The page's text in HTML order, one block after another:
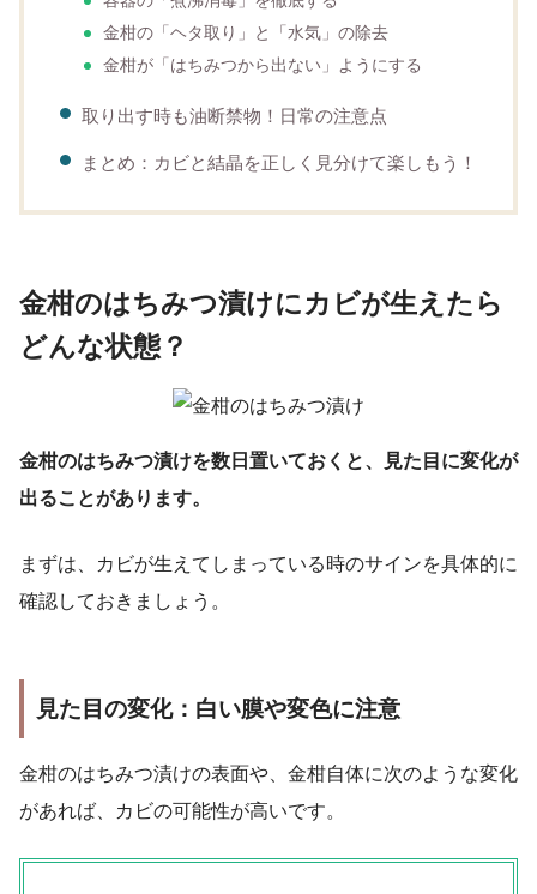
金柑の「ヘタ取り」と「水気」の除去
金柑が「はちみつから出ない」ようにする
取り出す時も油断禁物！日常の注意点
まとめ：カビと結晶を正しく見分けて楽しもう！
金柑のはちみつ漬けにカビが生えたら
どんな状態？
金柑のはちみつ漬けを数日置いておくと、見た目に変化が
出ることがあります。
まずは、カビが生えてしまっている時のサインを具体的に
確認しておきましょう。
見た目の変化：白い膜や変色に注意
金柑のはちみつ漬けの表面や、金柑自体に次のような変化
があれば、カビの可能性が高いです。